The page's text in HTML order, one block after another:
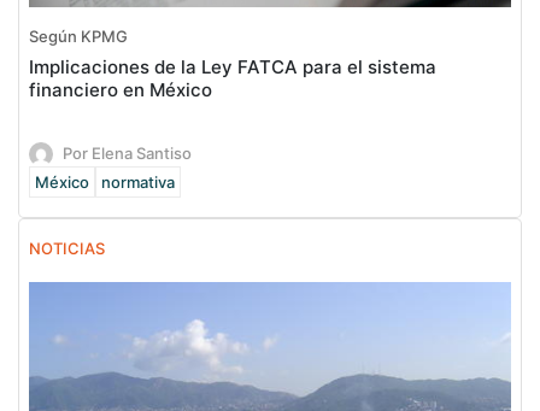
Según KPMG
Implicaciones de la Ley FATCA para el sistema
financiero en México
Por Elena Santiso
México
normativa
NOTICIAS